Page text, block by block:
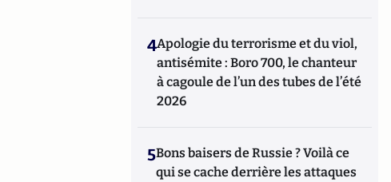
4Apologie du terrorisme et du viol,
antisémite : Boro 700, le chanteur
à cagoule de l’un des tubes de l’été
2026
5Bons baisers de Russie ? Voilà ce
qui se cache derrière les attaques